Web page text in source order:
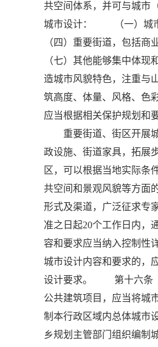
共空间体系，并可与城
城市设计： （一）城
（四）重要街道，包
（七）其他能够集中体
造城市风貌特色，注重与
筑高度、体量、风格、
应当根据相关保护规划和
重要街道、街区开展城
政设施、街道家具，拓
区，可以根据当地实际条
共空间和景观风貌等方
形式及渠道，广泛征求
准之日起20个工作日内
容和要求应当纳入控制
城市设计内容和要求的
设计要求。 第十六条 以
公共建筑项目，应当将
制本行政区域内总体城
乡规划主管部门组织编